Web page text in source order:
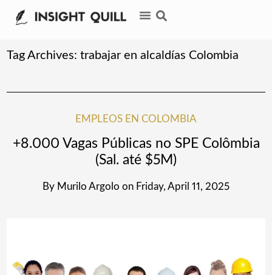
Tag Archives:trabajar en alcaldías Colombia
EMPLEOS EN COLOMBIA
+8.000 Vagas Públicas no SPE Colômbia
(Sal. até $5M)
By Murilo Argolo on Friday, April 11, 2025